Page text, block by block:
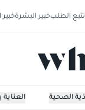
تتبع الطلبخبير البشرةخبير
الصحية